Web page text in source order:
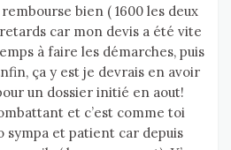
bien ( 1600 les deux
retards car mon devis a été vite
à faire les démarches, puis
ça y est je devrais en avoir
un dossier initié en aout!
et c’est comme toi
sympa et patient car depuis